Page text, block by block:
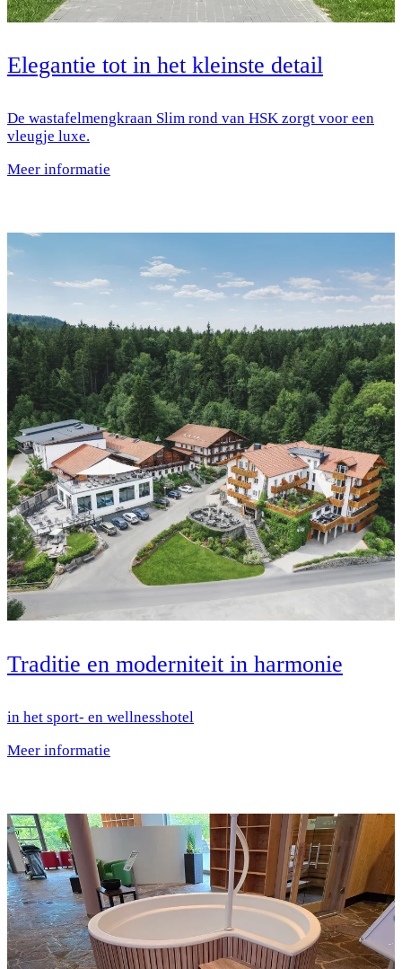
Elegantie tot in het kleinste detail
De wastafelmengkraan Slim rond van HSK zorgt voor een
vleugje luxe.
Meer informatie
Traditie en moderniteit in harmonie
in het sport- en wellnesshotel
Meer informatie